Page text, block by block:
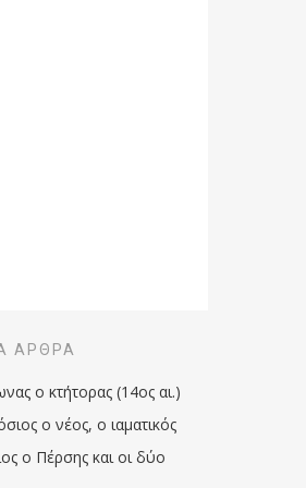
ΆΡΘΡΑ
ο κτήτορας (14ος αι.)
ο νέος, ο ιαματικός
ο Πέρσης και οι δύο